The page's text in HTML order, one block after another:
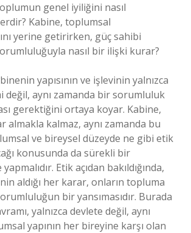
genel iyiliğini nasıl
Kabine, toplumsal
yerine getirirken, güç sahibi
nasıl bir ilişki kurar?
yapısının ve işlevinin yalnızca
değil, aynı zamanda bir sorumluluk
gerektiğini ortaya koyar. Kabine,
almakla kalmaz, aynı zamanda bu
ve bireysel düzeyde ne gibi etik
konusunda da sürekli bir
Etik açıdan bakıldığında,
aldığı her karar, onların topluma
bir yansımasıdır. Burada
yalnızca devlete değil, aynı
yapının her bireyine karşı olan